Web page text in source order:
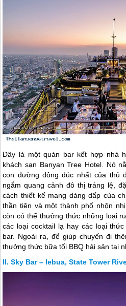
Đây là một quán bar kết hợp nhà
khách sạn Banyan Tree Hotel. Nó
con đường đông đúc nhất của thủ
ngắm quang cảnh đô thị tráng lệ,
cách thiết kế mang dáng dấp của
thần tiên và một thành phố nhộn
còn có thể thưởng thức những loại
các loại cocktail lạ hay các loại
bar. Ngoài ra, để giúp chuyến đi
thưởng thức bữa tối BBQ hải sản tại
Sky Bar – lebua, State Tower